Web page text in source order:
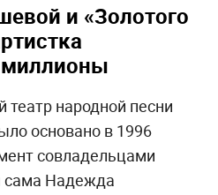
и «Золотого
миллионы
народной песни
основано в 1996
совладельцами
сама Надежда